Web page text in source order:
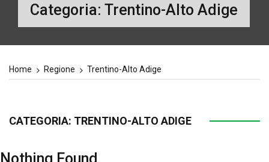
Categoria: Trentino-Alto Adige
Home Regione Trentino-Alto Adige
CATEGORIA: TRENTINO-ALTO ADIGE